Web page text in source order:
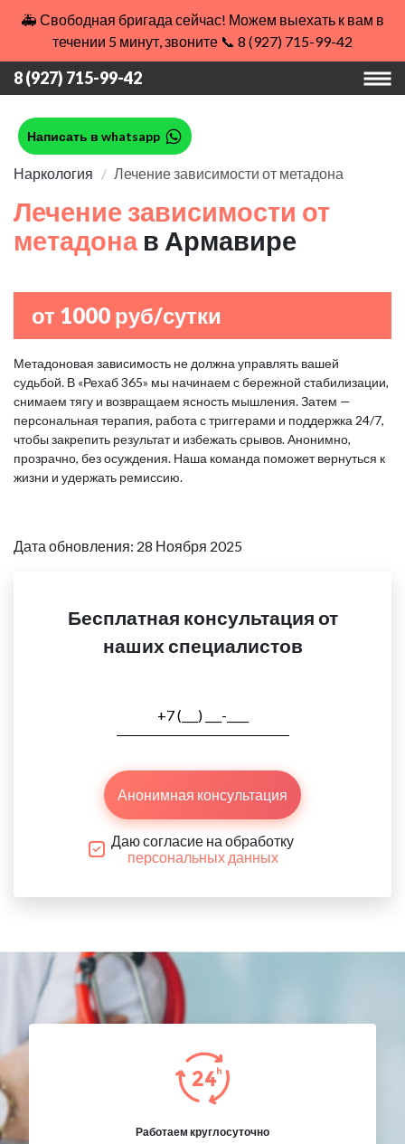
🚑 Свободная бригада сейчас! Можем выехать к вам в
течении 5 минут, звоните 📞 8 (927) 715-99-42
8 (927) 715-99-42
Написать в whatsapp
Наркология Лечение зависимости от метадона
Лечение зависимости от
метадона в Армавире
от 1000 руб/сутки
Метадоновая зависимость не должна управлять вашей
судьбой. В «Рехаб 365» мы начинаем с бережной стабилизации,
снимаем тягу и возвращаем ясность мышления. Затем —
персональная терапия, работа с триггерами и поддержка 24/7,
чтобы закрепить результат и избежать срывов. Анонимно,
прозрачно, без осуждения. Наша команда поможет вернуться к
жизни и удержать ремиссию.
Дата обновления: 28 Ноября 2025
Бесплатная консультация от
наших специалистов
Анонимная консультация
Даю согласие на обработку
персональных данных
Работаем круглосуточно